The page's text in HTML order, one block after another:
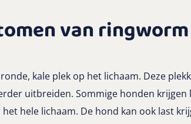
van
kale plek op het lichaam. Deze
uitbreiden. Sommige honden krijgen
hele lichaam. De hond kan ook last